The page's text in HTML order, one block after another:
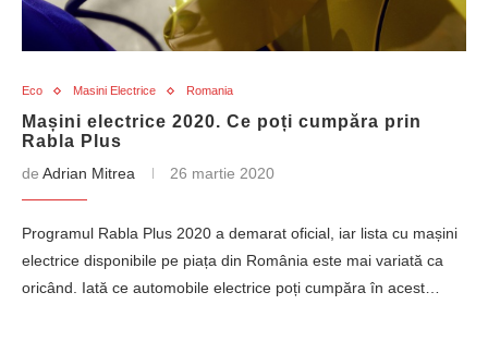
Eco Masini Electrice Romania
Mașini electrice 2020. Ce poți cumpăra prin
Rabla Plus
de Adrian Mitrea 26 martie 2020
Programul Rabla Plus 2020 a demarat oficial, iar lista cu mașini
electrice disponibile pe piața din România este mai variată ca
oricând. Iată ce automobile electrice poți cumpăra în acest…